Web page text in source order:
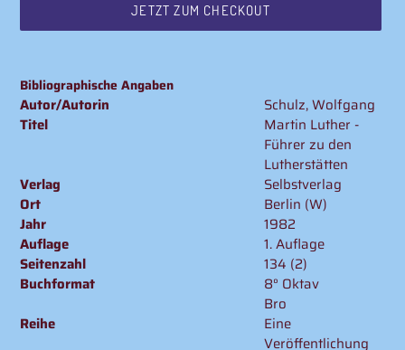
JETZT ZUM CHECKOUT
wird
zum
Warenkorb
hinzugefügt
Bibliographische Angaben
Autor/Autorin
Schulz, Wolfgang
Titel
Martin Luther -
Führer zu den
Lutherstätten
Verlag
Selbstverlag
Ort
Berlin (W)
Jahr
1982
Auflage
1. Auflage
Seitenzahl
134 (2)
Buchformat
8° Oktav
Bro
Reihe
Eine
Veröffentlichung